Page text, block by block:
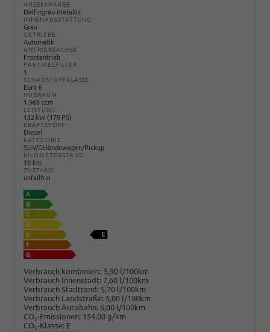
AUSSENFARBE
Delfingrau Metallic
INNENAUSSTATTUNG
Grau
GETRIEBE
Automatik
ANTRIEBSACHSE
Frontantrieb
PARTIKELFILTER
1
SCHADSTOFFKLASSE
Euro 6
HUBRAUM
1.968 ccm
LEISTUNG
132 kW (179 PS)
KRAFTSTOFF
Diesel
KATEGORIE
SUV/Geländewagen/Pickup
KILOMETERSTAND
10 km
ZUSTAND
unfallfrei
Verbrauch kombiniert: 5,90 l/100km
Verbrauch Innenstadt: 7,60 l/100km
Verbrauch Stadtrand: 5,70 l/100km
Verbrauch Landstraße: 5,00 l/100km
Verbrauch Autobahn: 6,00 l/100km
CO2-Emissionen: 154,00 g/km
CO2-Klasse: E